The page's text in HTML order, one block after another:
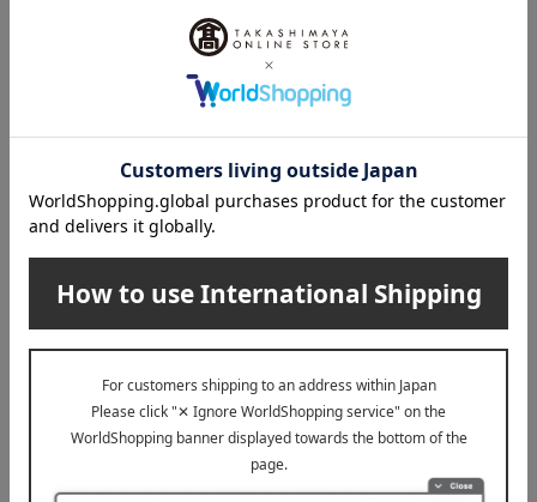
職人手焼浜名湖鰻蒲焼、鰻お
こわ詰合せ
10,800 円
わらびの里
料亭のうなぎ個鍋4個入
税込